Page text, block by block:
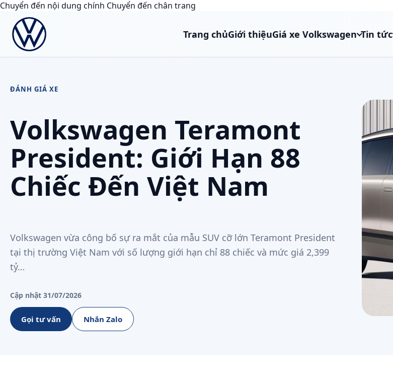
Chuyển đến nội dung chính Chuyển đến chân trang
Trang chủGiới thiệuGiá xe Volkswagen Tin tức
ĐÁNH GIÁ XE
Volkswagen Teramont
President: Giới Hạn 88
Chiếc Đến Việt Nam
Volkswagen vừa công bố sự ra mắt của mẫu SUV cỡ lớn Teramont President
tại thị trường Việt Nam với số lượng giới hạn chỉ 88 chiếc và mức giá 2,399
tỷ…
Cập nhật 31/07/2026
Gọi tư vấn Nhắn Zalo